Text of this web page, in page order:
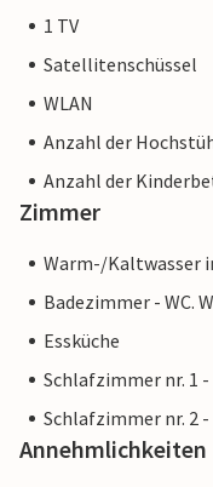
1 TV
Satellitenschüssel
WLAN
Anzahl der
Anzahl der
Zimmer
Warm-/Kaltwasser
Badezimmer - WC.
Essküche
Schlafzimmer nr. 1
Schlafzimmer nr. 2
Annehmlichkeiten